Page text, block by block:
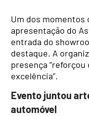
Um dos momentos
apresentação do
entrada do
destaque. A
presença
excelência”.
Evento juntou
automóvel